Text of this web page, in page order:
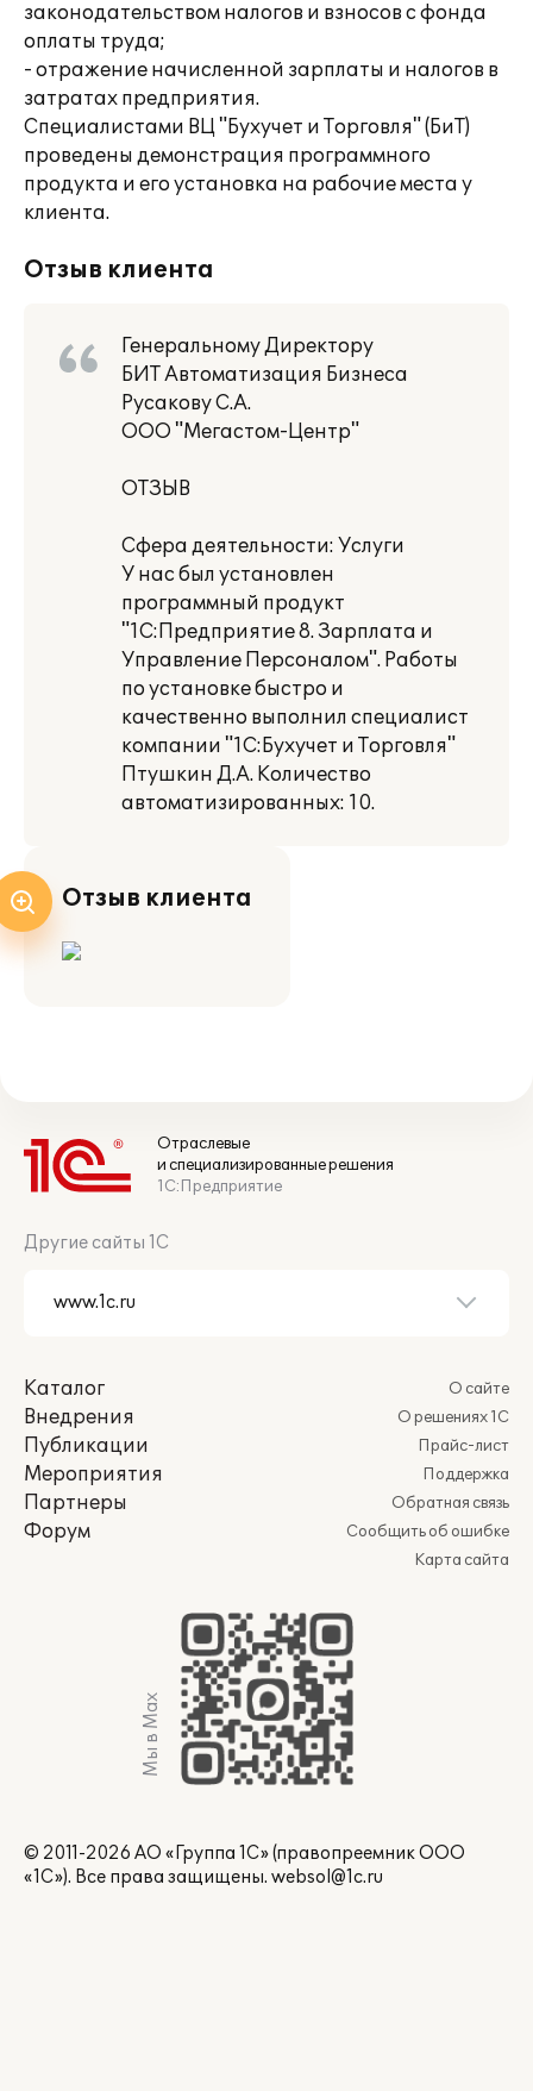
законодательством налогов и взносов с фонда
оплаты труда;
- отражение начисленной зарплаты и налогов в
затратах предприятия.
Специалистами ВЦ "Бухучет и Торговля" (БиТ)
проведены демонстрация программного
продукта и его установка на рабочие места у
клиента.
Отзыв клиента
Генеральному Директору
БИТ Автоматизация Бизнеса
Русакову С.А.
ООО "Мегастом-Центр"
ОТЗЫВ
Сфера деятельности: Услуги
У нас был установлен
программный продукт
"1С:Предприятие 8. Зарплата и
Управление Персоналом". Работы
по установке быстро и
качественно выполнил специалист
компании "1С:Бухучет и Торговля"
Птушкин Д.А. Количество
автоматизированных: 10.
Отзыв клиента
Отраслевые
и специализированные решения
1С:Предприятие
Другие сайты 1С
Каталог
Внедрения
Публикации
Мероприятия
Партнеры
Форум
О сайте
О решениях 1С
Прайс-лист
Поддержка
Обратная связь
Сообщить об ошибке
Карта сайта
Мы в Max
© 2011-2026 АО «Группа 1С» (правопреемник ООО
«1С»). Все права защищены. websol@1c.ru